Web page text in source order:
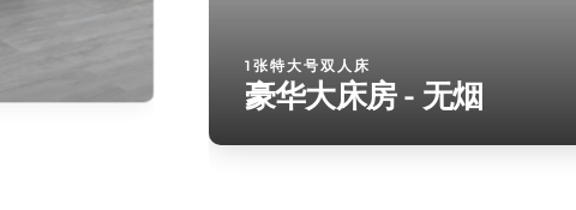
1张特大号双人床
豪华大床房 - 无烟